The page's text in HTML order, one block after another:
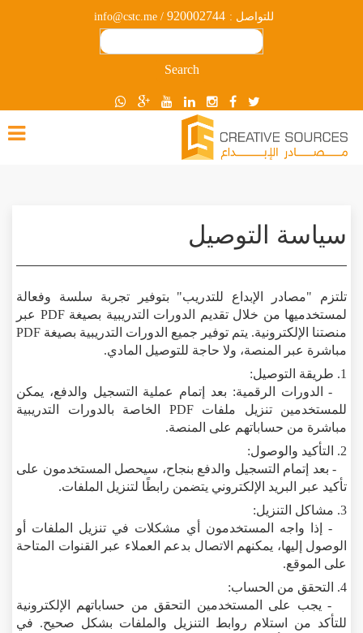
للتواصل : 920002744
/ info@cstc.me
Search
سياسة التوصيل
تلتزم "مصادر الإبداع للتدريب" بتوفير تجربة سلسة وفعالة
لمستخدميها من خلال تقديم الدورات التدريبية بصيغة PDF عبر
منصتنا الإلكترونية. يتم توفير جميع الدورات التدريبية بصيغة PDF
مباشرة عبر المنصة، ولا حاجة للتوصيل المادي.
1. طريقة التوصيل:
- الدورات الرقمية: بعد إتمام عملية التسجيل والدفع، يمكن
للمستخدمين تنزيل ملفات PDF الخاصة بالدورات التدريبية
مباشرة من حساباتهم على المنصة.
2. التأكيد والوصول:
- بعد إتمام التسجيل والدفع بنجاح، سيحصل المستخدمون على
تأكيد عبر البريد الإلكتروني يتضمن رابطًا لتنزيل الملفات.
3. مشاكل التنزيل:
- إذا واجه المستخدمون أي مشكلات في تنزيل الملفات أو
الوصول إليها، يمكنهم الاتصال بدعم العملاء عبر القنوات المتاحة
على الموقع.
4. التحقق من الحساب:
- يجب على المستخدمين التحقق من حساباتهم الإلكترونية
للتأكد من استلام روابط التنزيل والملفات بشكل صحيح. في